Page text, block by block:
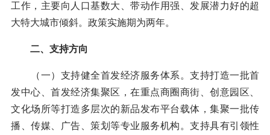
工作，主要向人口基数大、带动作用强、发展潜力好的超
大特大城市倾斜。政策实施期为两年。
二、支持方向
（一）支持健全首发经济服务体系。支持打造一批首
发中心、首发经济集聚区，在重点商圈商街、创意园区、
文化场所等打造多层次的新品发布平台载体，集聚一批传
播、传媒、广告、策划等专业服务机构。支持具有引领性